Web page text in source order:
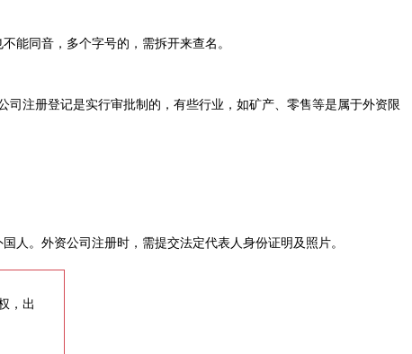
能同音，多个字号的，需拆开来查名。
注册登记是实行审批制的，有些行业，如矿产、零售等是属于外资限
。外资公司注册时，需提交法定代表人身份证明及照片。
，出